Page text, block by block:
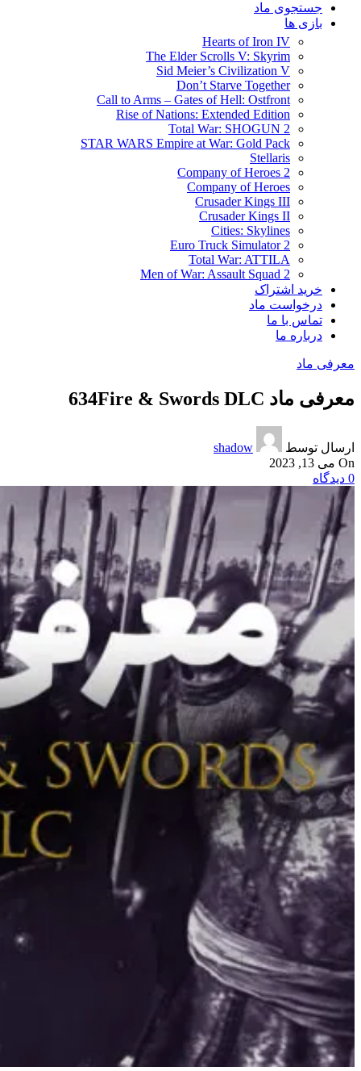
جستجوی ماد
بازی ها
Hearts of Iron IV
The Elder Scrolls V: Skyrim
Sid Meier’s Civilization V
Don’t Starve Together
Call to Arms – Gates of Hell: Ostfront
Rise of Nations: Extended Edition
Total War: SHOGUN 2
STAR WARS Empire at War: Gold Pack
Stellaris
Company of Heroes 2
Company of Heroes
Crusader Kings III
Crusader Kings II
Cities: Skylines
Euro Truck Simulator 2
Total War: ATTILA
Men of War: Assault Squad 2
خرید اشتراک
درخواست ماد
تماس با ما
درباره ما
معرفی ماد
معرفی ماد 634Fire & Swords DLC
ارسال توسط
shadow
On می 13, 2023
0 دیدگاه